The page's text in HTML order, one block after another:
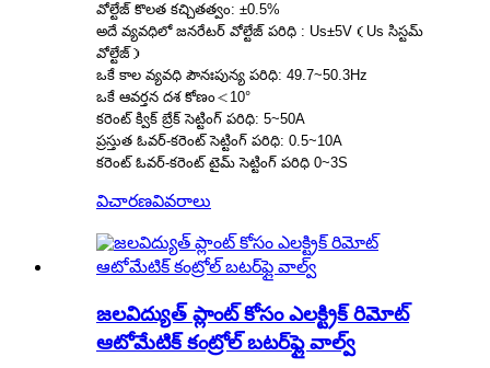
వోల్టేజ్ కొలత కచ్చితత్వం: ±0.5%
అదే వ్యవధిలో జనరేటర్ వోల్టేజ్ పరిధి : Us±5V（Us సిస్టమ్
వోల్టేజ్）
ఒకే కాల వ్యవధి పౌనఃపున్య పరిధి: 49.7~50.3Hz
ఒకే ఆవర్తన దశ కోణం＜10°
కరెంట్ క్విక్ బ్రేక్ సెట్టింగ్ పరిధి: 5~50A
ప్రస్తుత ఓవర్-కరెంట్ సెట్టింగ్ పరిధి: 0.5~10A
కరెంట్ ఓవర్-కరెంట్ టైమ్ సెట్టింగ్ పరిధి 0~3S
విచారణవివరాలు
జలవిద్యుత్ ప్లాంట్ కోసం ఎలక్ట్రిక్ రిమోట్
ఆటోమేటిక్ కంట్రోల్ బటర్‌ఫ్లై వాల్వ్